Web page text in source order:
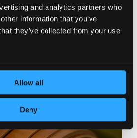
and analytics partners who
information that you’ve
they’ve collected from your use
Allow all
Deny
DETALJIMA